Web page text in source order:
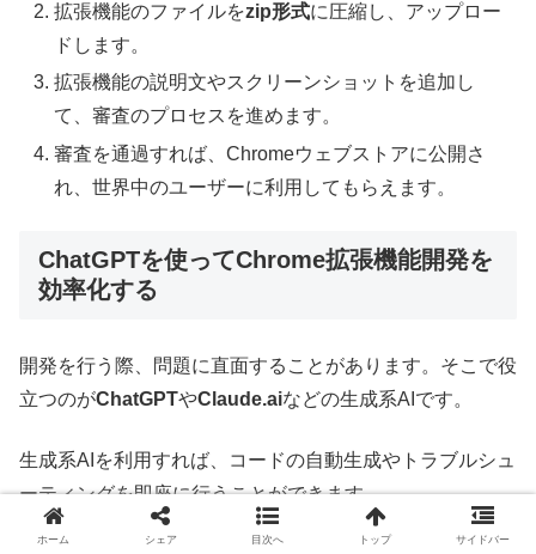
拡張機能のファイルをzip形式に圧縮し、アップロー
ドします。
拡張機能の説明文やスクリーンショットを追加し
て、審査のプロセスを進めます。
審査を通過すれば、Chromeウェブストアに公開さ
れ、世界中のユーザーに利用してもらえます。
ChatGPTを使ってChrome拡張機能開発を
効率化する
開発を行う際、問題に直面することがあります。そこで役
立つのがChatGPTやClaude.aiなどの生成系AIです。
生成系AIを利用すれば、コードの自動生成やトラブルシュ
ーティングを即座に行うことができます。
ホーム シェア 目次へ トップ サイドバー